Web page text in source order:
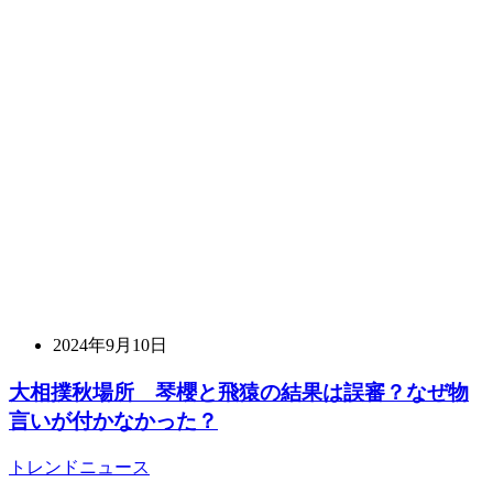
2024年9月10日
大相撲秋場所 琴櫻と飛猿の結果は誤審？なぜ物
言いが付かなかった？
トレンドニュース